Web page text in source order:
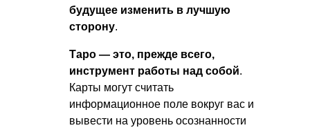
будущее изменить в лучшую
сторону.
Таро — это, прежде всего,
инструмент работы над собой.
Карты могут считать
информационное поле вокруг вас и
вывести на уровень осознанности